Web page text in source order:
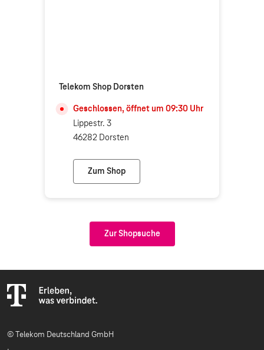
Telekom Shop Dorsten
Geschlossen, öffnet um 09:30 Uhr
Lippestr. 3
46282 Dorsten
Zum Shop
Telekom Shop Dorsten
Zur Shopsuche
© Telekom Deutschland GmbH